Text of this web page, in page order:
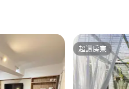
超讚房東
超讚房東